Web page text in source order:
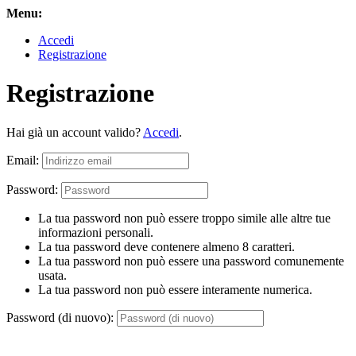
Menu:
Accedi
Registrazione
Registrazione
Hai già un account valido? Accedi.
Email:
Password:
La tua password non può essere troppo simile alle altre tue
informazioni personali.
La tua password deve contenere almeno 8 caratteri.
La tua password non può essere una password comunemente
usata.
La tua password non può essere interamente numerica.
Password (di nuovo):